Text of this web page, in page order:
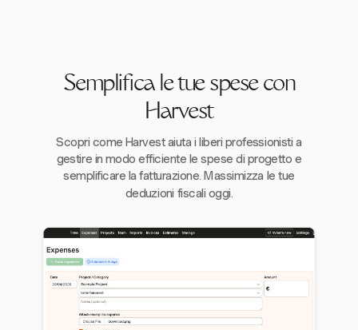
Semplifica le tue spese con
Harvest
Scopri come Harvest aiuta i liberi professionisti a
gestire in modo efficiente le spese di progetto e
semplificare la fatturazione. Massimizza le tue
deduzioni fiscali oggi.